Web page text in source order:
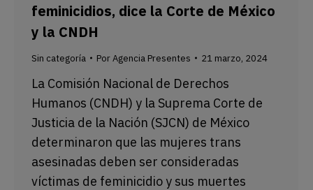
feminicidios, dice la Corte de México
y la CNDH
Sin categoría PorAgencia Presentes 21 marzo, 2024
La Comisión Nacional de Derechos
Humanos (CNDH) y la Suprema Corte de
Justicia de la Nación (SJCN) de México
determinaron que las mujeres trans
asesinadas deben ser consideradas
víctimas de feminicidio y sus muertes